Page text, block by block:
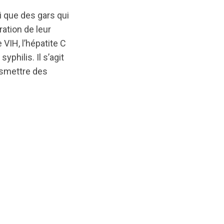
que des gars qui
de leur
l’hépatite C
Il s’agit
des